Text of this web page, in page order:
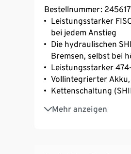
Bestellnummer: 245617
Leistungsstarker
bei jedem Anstieg
Die hydraulischen
Bremsen, selbst bei
Leistungsstarker
Vollintegrierter
Kettenschaltung
Mehr anzeigen
Helles Front- und
Fahrrad zugelassen